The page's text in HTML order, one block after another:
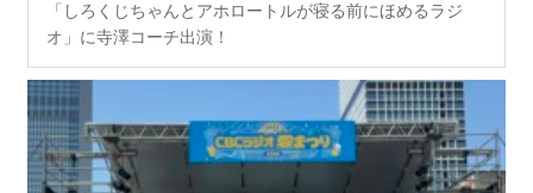
「しろくじちゃんとアホロートルが寝る前にほめるラジ
オ」に寺澤コーチ出演！